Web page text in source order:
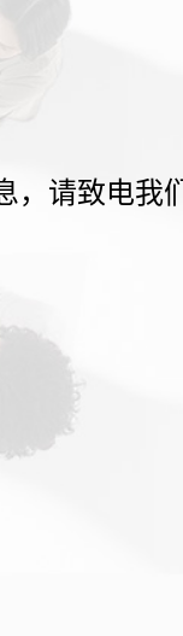
，请致电我